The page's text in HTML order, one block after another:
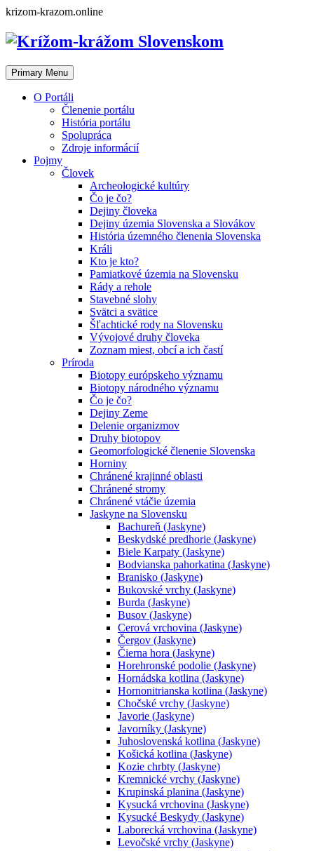
Skip
content
krizom-krazom.online
Primary Menu
O Portáli
Členenie portálu
História portálu
Spolupráca
Zdroje informácií
Pojmy
Človek
Archeologické kultúry
Čo je čo?
Dejiny človeka
Dejiny územia Slovenska a Slovákov
História územného členenia Slovenska
Králi
Kto je kto?
Pamiatkové územia na Slovensku
Rády a rehole
Stavebné slohy
Svätci a svätice
Šľachtické rody na Slovensku
Vývojové druhy človeka
Zoznam miest, obcí a ich častí
Príroda
Biotopy európskeho významu
Biotopy národného významu
Čo je čo?
Dejiny Zeme
Delenie organizmov
Druhy biotopov
Geomorfologické členenie Slovenska
Horniny
Chránené krajinné oblasti
Chránené stromy
Chránené vtáčie územia
Jaskyne na Slovensku
Bachureň (Jaskyne)
Beskydské predhorie (Jaskyne)
Biele Karpaty (Jaskyne)
Bodvianska pahorkatina (Jaskyne)
Branisko (Jaskyne)
Bukovské vrchy (Jaskyne)
Burda (Jaskyne)
Busov (Jaskyne)
Cerová vrchovina (Jaskyne)
Čergov (Jaskyne)
Čierna hora (Jaskyne)
Horehronské podolie (Jaskyne)
Hornádska kotlina (Jaskyne)
Hornonitrianska kotlina (Jaskyne)
Chočské vrchy (Jaskyne)
Javorie (Jaskyne)
Javorníky (Jaskyne)
Juhoslovenská kotlina (Jaskyne)
Košická kotlina (Jaskyne)
Kozie chrbty (Jaskyne)
Kremnické vrchy (Jaskyne)
Krupinská planina (Jaskyne)
Kysucká vrchovina (Jaskyne)
Kysucké Beskydy (Jaskyne)
Laborecká vrchovina (Jaskyne)
Levočské vrchy (Jaskyne)